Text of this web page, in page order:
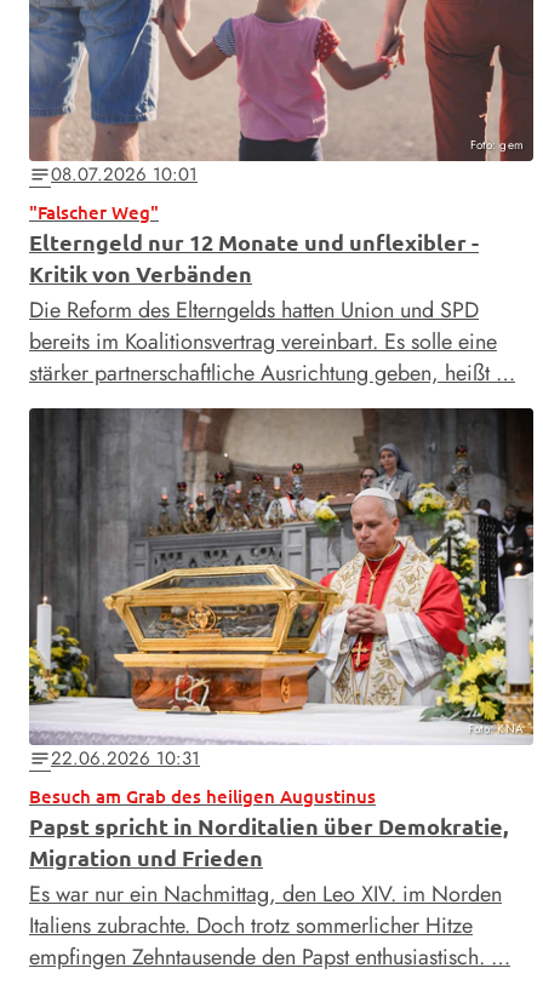
Foto: gem
notes08.07.2026 10:01
"Falscher Weg"
Elterngeld nur 12 Monate und unflexibler -
Kritik von Verbänden
Die Reform des Elterngelds hatten Union und SPD
bereits im Koalitionsvertrag vereinbart. Es solle eine
stärker partnerschaftliche Ausrichtung geben, heißt …
Foto: KNA
notes22.06.2026 10:31
Besuch am Grab des heiligen Augustinus
Papst spricht in Norditalien über Demokratie,
Migration und Frieden
Es war nur ein Nachmittag, den Leo XIV. im Norden
Italiens zubrachte. Doch trotz sommerlicher Hitze
empfingen Zehntausende den Papst enthusiastisch. …